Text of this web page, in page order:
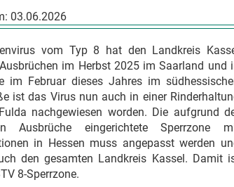
03.06.2026
vom Typ 8 hat den Landkreis
im Herbst 2025 im Saarland und
im Februar dieses Jahres im
ist das Virus nun auch in einer
nachgewiesen worden. Die aufgrund
Ausbrüche eingerichtete Sperrzone
in Hessen muss angepasst werden
den gesamten Landkreis Kassel. Damit
8-Sperrzone.